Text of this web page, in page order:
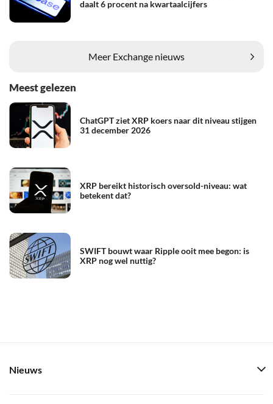
daalt 6 procent na kwartaalcijfers
Meer Exchange nieuws
Meest gelezen
ChatGPT ziet XRP koers naar dit niveau stijgen
31 december 2026
XRP bereikt historisch oversold-niveau: wat
betekent dat?
SWIFT bouwt waar Ripple ooit mee begon: is
XRP nog wel nuttig?
Nieuws